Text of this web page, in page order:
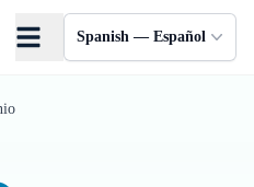
Spanish — Español